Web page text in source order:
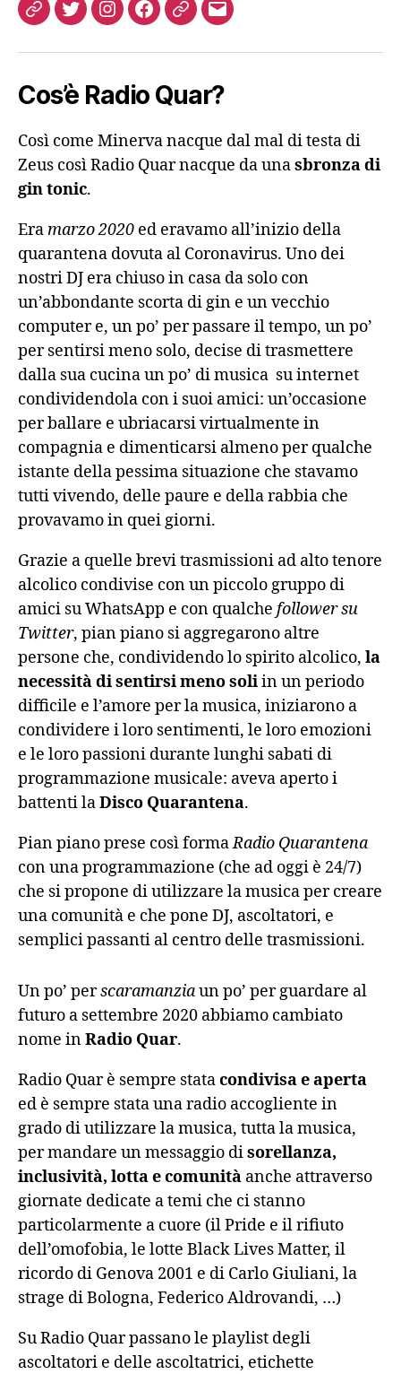
ComeTwitterInstagram
FB Podcast
Email
Cos’è Radio Quar?
Così come Minerva nacque dal mal di testa di
Zeus così Radio Quar nacque da unasbronza di
gin tonic.
Eramarzo 2020 ed eravamo all’inizio della
quarantena dovuta al Coronavirus. Uno dei
nostri DJ era chiuso in casa da solo con
un’abbondante scorta di gin e un vecchio
computer e, un po’ per passare il tempo, un po’
per sentirsi meno solo, decise di trasmettere
dalla sua cucina un po’ di musica su internet
condividendola con i suoi amici: un’occasione
per ballare e ubriacarsi virtualmente in
compagnia e dimenticarsi almeno per qualche
istante della pessima situazione che stavamo
tutti vivendo, delle paure e della rabbia che
provavamo in quei giorni.
Grazie a quelle brevi trasmissioni ad alto tenore
alcolico condivise con un piccolo gruppo di
amici su WhatsApp e con qualche follower su
Twitter, pian piano si aggregarono altre
persone che, condividendo lo spirito alcolico, la
necessità di sentirsi meno soliin un periodo
difficile e l’amore per la musica, iniziarono a
condividere i loro sentimenti, le loro emozioni
e le loro passioni durante lunghi sabati di
programmazione musicale: aveva aperto i
battenti laDisco Quarantena.
Pian piano prese così formaRadio Quarantena
con una programmazione (che ad oggi è 24/7)
che si propone di utilizzare la musica per creare
una comunità e che pone DJ, ascoltatori, e
semplici passanti al centro delle trasmissioni.
Un po’ perscaramanziaun po’ per guardare al
futuro a settembre 2020 abbiamo cambiato
nome inRadio Quar.
Radio Quar è sempre statacondivisa e aperta
ed è sempre stata una radio accogliente in
grado di utilizzare la musica, tutta la musica,
per mandare un messaggio disorellanza,
inclusività, lotta e comunità anche attraverso
giornate dedicate a temi che ci stanno
particolarmente a cuore (il Pride e il rifiuto
dell’omofobia, le lotte Black Lives Matter, il
ricordo di Genova 2001 e di Carlo Giuliani, la
strage di Bologna, Federico Aldrovandi, …)
Su Radio Quar passano le playlist degli
ascoltatori e delle ascoltatrici, etichette